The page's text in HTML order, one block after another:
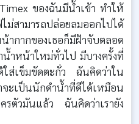
ของฉันมีน้ำเข้า ทำให้
สามารถปล่อยลมออกไปได้
ากของเธอก็มีฝ้าจับตลอด
ำหน้าใหม่ทั่วไป มีบางครั้งที่
ส่เข็มขัดตะกั่ว ฉันคิดว่าใน
ะเป็นนักดำน้ำที่ดีได้เหมือน
ตัวมันแล้ว ฉันคิดว่าเรายัง